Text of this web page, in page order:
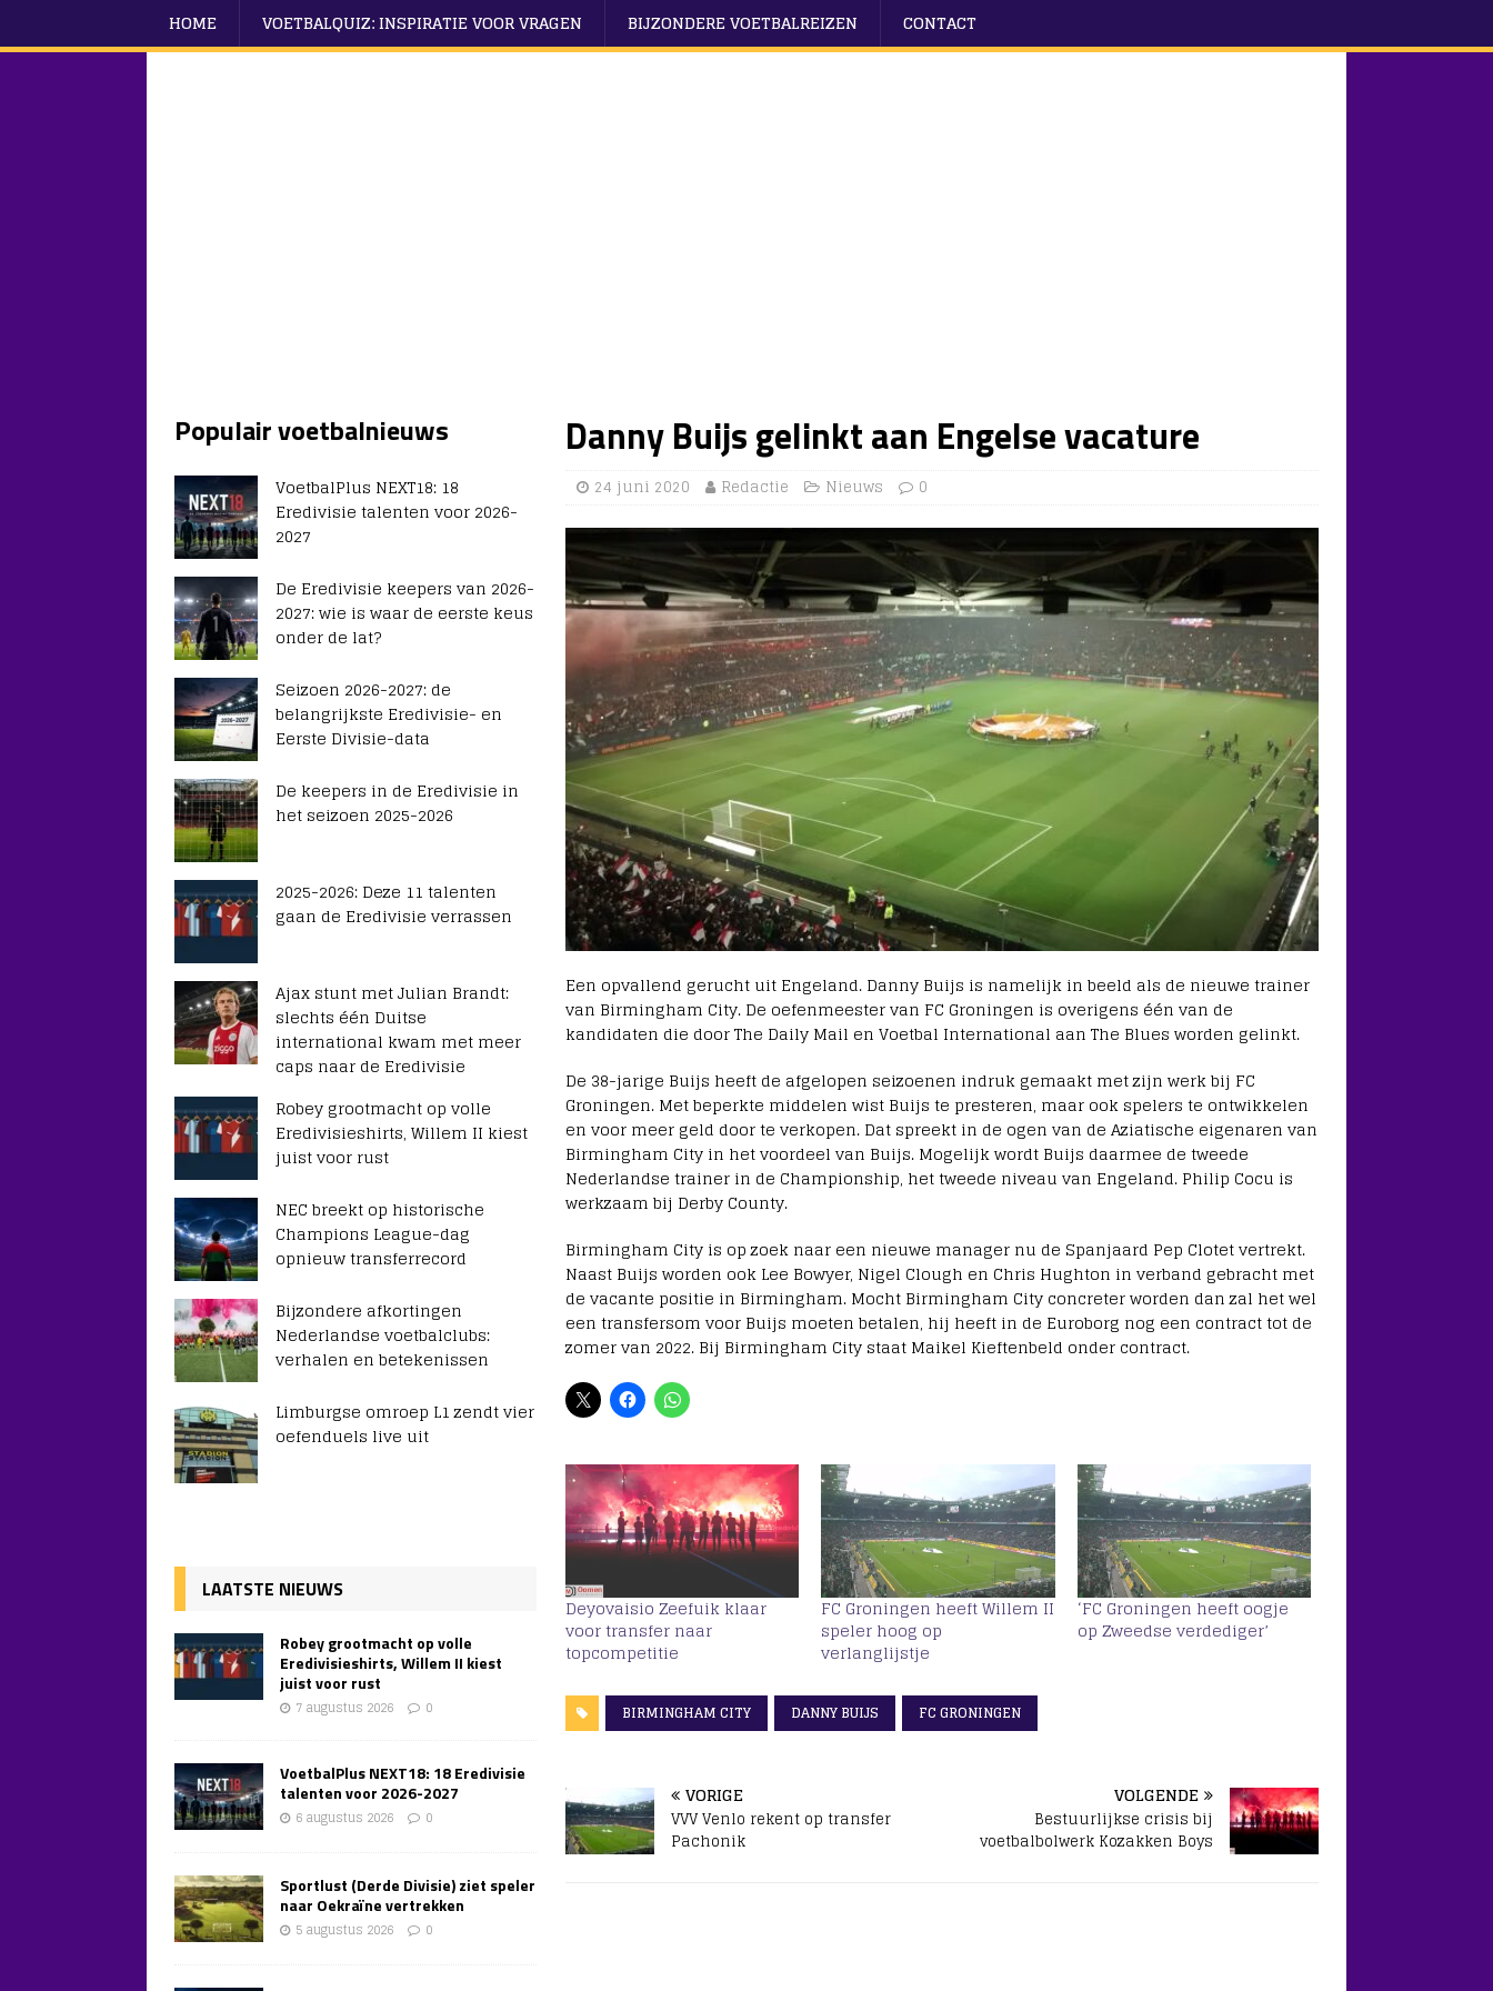
HOME VOETBALQUIZ: INSPIRATIE VOOR VRAGEN BIJZONDERE VOETBALREIZEN CONTACT
Danny Buijs gelinkt aan Engelse vacature
24 juni 2020 Redactie Nieuws 0
Een opvallend gerucht uit Engeland. Danny Buijs is namelijk in beeld als de nieuwe trainer
van Birmingham City. De oefenmeester van FC Groningen is overigens één van de
kandidaten die door The Daily Mail en Voetbal International aan The Blues worden gelinkt.
De 38-jarige Buijs heeft de afgelopen seizoenen indruk gemaakt met zijn werk bij FC
Groningen. Met beperkte middelen wist Buijs te presteren, maar ook spelers te ontwikkelen
en voor meer geld door te verkopen. Dat spreekt in de ogen van de Aziatische eigenaren van
Birmingham City in het voordeel van Buijs. Mogelijk wordt Buijs daarmee de tweede
Nederlandse trainer in de Championship, het tweede niveau van Engeland. Philip Cocu is
werkzaam bij Derby County.
Birmingham City is op zoek naar een nieuwe manager nu de Spanjaard Pep Clotet vertrekt.
Naast Buijs worden ook Lee Bowyer, Nigel Clough en Chris Hughton in verband gebracht met
de vacante positie in Birmingham. Mocht Birmingham City concreter worden dan zal het wel
een transfersom voor Buijs moeten betalen, hij heeft in de Euroborg nog een contract tot de
zomer van 2022. Bij Birmingham City staat Maikel Kieftenbeld onder contract.
Deyovaisio Zeefuik klaar
voor transfer naar
topcompetitie
FC Groningen heeft Willem II
speler hoog op
verlanglijstje
‘FC Groningen heeft oogje
op Zweedse verdediger’
BIRMINGHAM CITY DANNY BUIJS FC GRONINGEN
VORIGE
VVV Venlo rekent op transfer
Pachonik
VOLGENDE
Bestuurlijkse crisis bij
voetbalbolwerk Kozakken Boys
Populair voetbalnieuws
VoetbalPlus NEXT18: 18
Eredivisie talenten voor 2026-
2027
De Eredivisie keepers van 2026-
2027: wie is waar de eerste keus
onder de lat?
Seizoen 2026-2027: de
belangrijkste Eredivisie- en
Eerste Divisie-data
De keepers in de Eredivisie in
het seizoen 2025-2026
2025-2026: Deze 11 talenten
gaan de Eredivisie verrassen
Ajax stunt met Julian Brandt:
slechts één Duitse
international kwam met meer
caps naar de Eredivisie
Robey grootmacht op volle
Eredivisieshirts, Willem II kiest
juist voor rust
NEC breekt op historische
Champions League-dag
opnieuw transferrecord
Bijzondere afkortingen
Nederlandse voetbalclubs:
verhalen en betekenissen
Limburgse omroep L1 zendt vier
oefenduels live uit
LAATSTE NIEUWS
Robey grootmacht op volle
Eredivisieshirts, Willem II kiest
juist voor rust
7 augustus 2026 0
VoetbalPlus NEXT18: 18 Eredivisie
talenten voor 2026-2027
6 augustus 2026 0
Sportlust (Derde Divisie) ziet speler
naar Oekraïne vertrekken
5 augustus 2026 0